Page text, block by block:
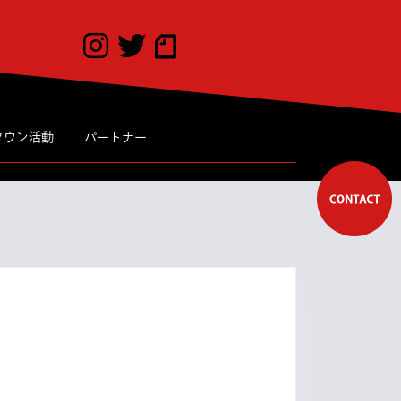
ウン活動 パートナー